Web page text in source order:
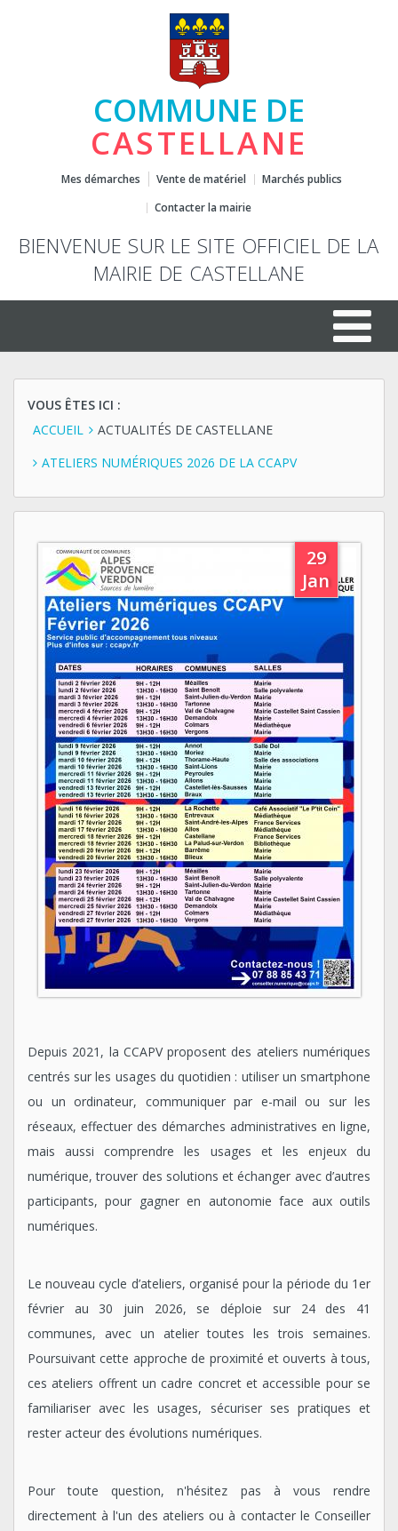
COMMUNE DE
CASTELLANE
Mes démarches Vente de matériel
Marchés publics
Contacter la mairie
BIENVENUE SUR LE SITE OFFICIEL DE LA
MAIRIE DE CASTELLANE
VOUS ÊTES ICI :
ACCUEIL
ACTUALITÉS DE CASTELLANE
ATELIERS NUMÉRIQUES 2026 DE LA CCAPV
29
Jan
Depuis 2021, la CCAPV proposent des ateliers numériques
centrés sur les usages du quotidien : utiliser un smartphone
ou un ordinateur, communiquer par e-mail ou sur les
réseaux, effectuer des démarches administratives en ligne,
mais aussi comprendre les usages et les enjeux du
numérique, trouver des solutions et échanger avec d’autres
participants, pour gagner en autonomie face aux outils
numériques.
Le nouveau cycle d’ateliers, organisé pour la période du 1er
février au 30 juin 2026, se déploie sur 24 des 41
communes, avec un atelier toutes les trois semaines.
Poursuivant cette approche de proximité et ouverts à tous,
ces ateliers offrent un cadre concret et accessible pour se
familiariser avec les usages, sécuriser ses pratiques et
rester acteur des évolutions numériques.
Pour toute question, n'hésitez pas à vous rendre
directement à l'un des ateliers ou à contacter le Conseiller